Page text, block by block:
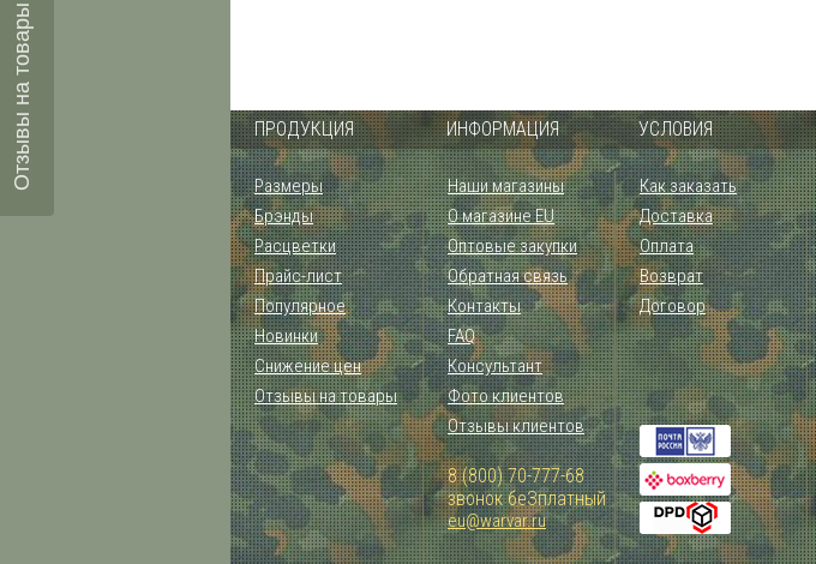
ПРОДУКЦИЯ ИНФОРМАЦИЯ УСЛОВИЯ
Размеры
Брэнды
Расцветки
Прайс-лист
Популярное
Новинки
Снижение цен
Отзывы на товары
Наши магазины
О магазине EU
Оптовые закупки
Обратная связь
Контакты
FAQ
Консультант
Фото клиентов
Отзывы клиентов
8 (800) 70-777-68
звонок беЗплатный
eu@warvar.ru
Как заказать
Доставка
Оплата
Возврат
Договор
Отзывы на товары